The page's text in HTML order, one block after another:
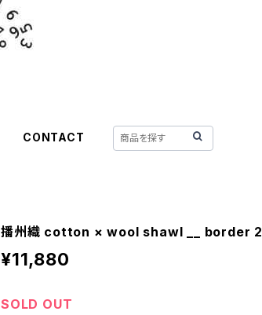
CONTACT
播州織 cotton × wool shawl __ border
¥11,880
SOLD OUT